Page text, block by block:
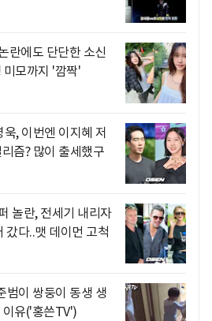
란에도 단단한 소신
모까지 '깜짝'
, 이번엔 이지혜 저
즘? 많이 출세했구
놀란, 전세기 내리자
갔다..맷 데이먼 고척
이 쌍둥이 동생 생
이유('홍쓴TV')